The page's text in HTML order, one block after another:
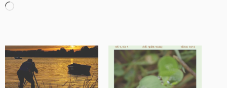
Loading…